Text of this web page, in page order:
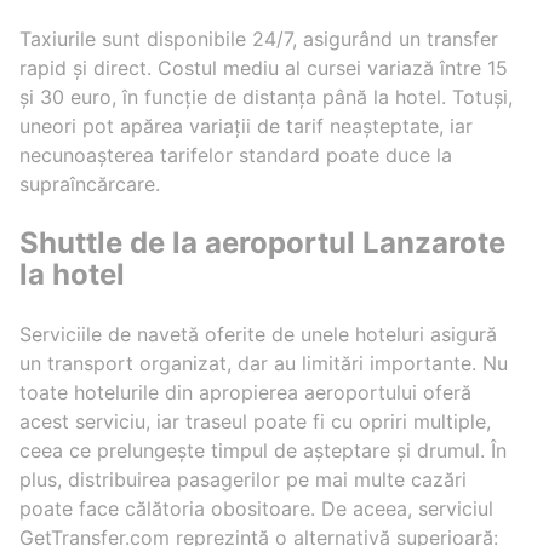
Taxiurile sunt disponibile 24/7, asigurând un transfer
rapid și direct. Costul mediu al cursei variază între 15
și 30 euro, în funcție de distanța până la hotel. Totuși,
uneori pot apărea variații de tarif neașteptate, iar
necunoașterea tarifelor standard poate duce la
supraîncărcare.
Shuttle de la aeroportul Lanzarote
la hotel
Serviciile de navetă oferite de unele hoteluri asigură
un transport organizat, dar au limitări importante. Nu
toate hotelurile din apropierea aeroportului oferă
acest serviciu, iar traseul poate fi cu opriri multiple,
ceea ce prelungește timpul de așteptare și drumul. În
plus, distribuirea pasagerilor pe mai multe cazări
poate face călătoria obositoare. De aceea, serviciul
GetTransfer.com reprezintă o alternativă superioară: